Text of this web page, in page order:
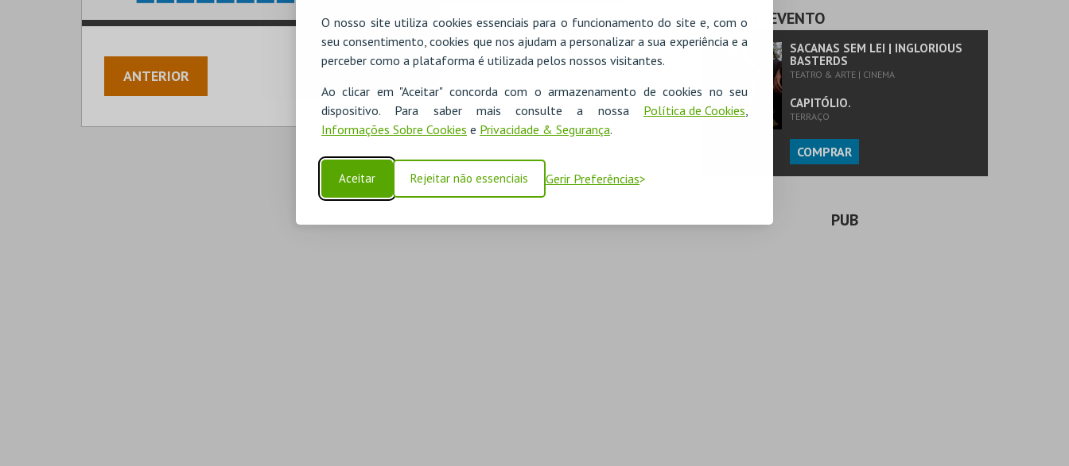
O nosso site utiliza cookies essenciais para o funcionamento do site e, com o
seu consentimento, cookies que nos ajudam a personalizar a sua experiência e a
perceber como a plataforma é utilizada pelos nossos visitantes.
Ao clicar em "Aceitar" concorda com o armazenamento de cookies no seu
dispositivo. Para saber mais consulte a nossa Política de Cookies
Informações Sobre Cookies e Privacidade & Segurança.
Aceitar Rejeitar não essenciais Gerir Preferências
ANTERIOR
PASSO - EVENTO
SACANAS SEM LEI | INGLORIOUS
BASTERDS
TEATRO & ARTE | CINEMA
CAPITÓLIO.
TERRAÇO
COMPRAR
PUB